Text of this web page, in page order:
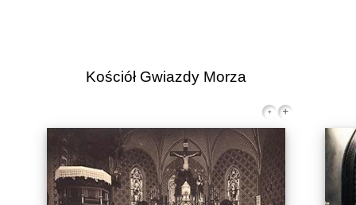
Kościół Gwiazdy Morza